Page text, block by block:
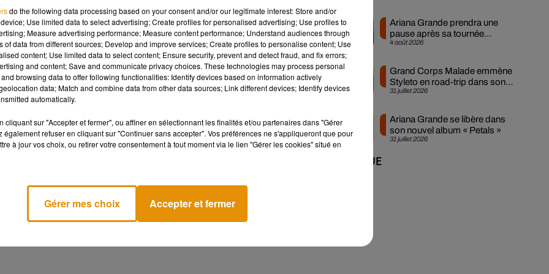
vaisselle dans la cuisine, poubelles pleines, papier toilette vide,
monde va finir par manquer de récipient pour manger.
elle écrit en partageant plusieurs images.
de-chaussée a été utilisé à 19h04 hier soir. Il n'a pas été
, a ensuite commenté la maman.
dinners and I am tired of having to do all the cleaning too.
are going to run out of spoons and cups and plates.
doing the laundry too. It’s getting a bit post apocalyptic. The
4 août 2026
Ariana Grande prendra une
pause après sa tournée
mondiale
31 juillet 2026
Grand Corps Malade emmène
Styleto en road-trip dans son
nouveau clip
31 juillet 2026
Ariana Grande se libère dans
son nouvel album « Petals »
+ DE MUSIQUE
do the following data processing based on your consent and/or our legitimate interest: Store and/or
Use limited data to select advertising; Create profiles for personalised advertising; Use profiles to
Measure advertising performance; Measure content performance; Understand audiences through
of data from different sources; Develop and improve services; Create profiles to personalise content; Use
content; Use limited data to select content; Ensure security, prevent and detect fraud, and fix errors;
and content; Save and communicate privacy choices. These technologies may process personal
browsing data to offer following functionalities: Identify devices based on information actively
data; Match and combine data from other data sources; Link different devices; Identify devices
automatically.
cliquant sur "Accepter et fermer", ou affiner en sélectionnant les finalités et/ou partenaires dans "Gérer
également refuser en cliquant sur "Continuer sans accepter". Vos préférences ne s'appliqueront que pour
à jour vos choix, ou retirer votre consentement à tout moment via le lien "Gérer les cookies" situé en
Gérer mes choix Accepter et fermer